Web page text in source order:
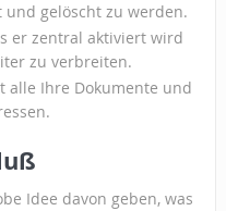
und gelöscht zu werden.
er zentral aktiviert wird
zu verbreiten.
alle Ihre Dokumente und
Idee davon geben, was